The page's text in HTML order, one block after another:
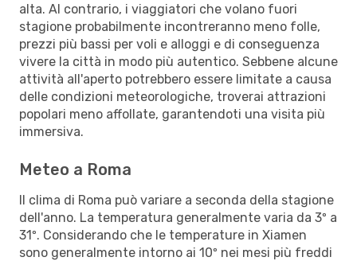
alta. Al contrario, i viaggiatori che volano fuori
stagione probabilmente incontreranno meno folle,
prezzi più bassi per voli e alloggi e di conseguenza
vivere la città in modo più autentico. Sebbene alcune
attività all'aperto potrebbero essere limitate a causa
delle condizioni meteorologiche, troverai attrazioni
popolari meno affollate, garantendoti una visita più
immersiva.
Meteo a Roma
Il clima di Roma può variare a seconda della stagione
dell'anno. La temperatura generalmente varia da 3º a
31º. Considerando che le temperature in Xiamen
sono generalmente intorno ai 10º nei mesi più freddi